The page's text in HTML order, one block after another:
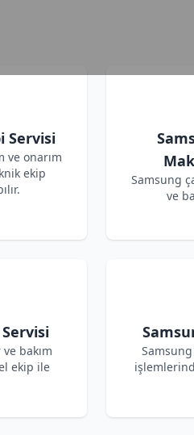
Servisi
ve onarım
ekip
Samsung
ve
Servisi
bakım
ekip ile
Samsung